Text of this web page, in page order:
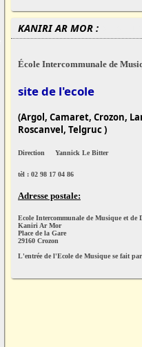
KANIRI AR MOR :
École Intercommunale de
site de l'ecole
(Argol, Camaret, Crozon,
Roscanvel, Telgruc )
Direction Yannick Le Bitter
tèl : 02 98 17 04 86
Adresse postale:
Ecole Intercommunale de Musique et de
Kaniri Ar Mor
Place de la Gare
29160 Crozon
L'entrée de l'Ecole de Musique se fait